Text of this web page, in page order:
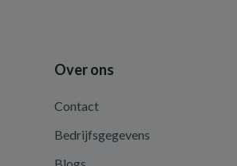
Over ons
Contact
Bedrijfsgegevens